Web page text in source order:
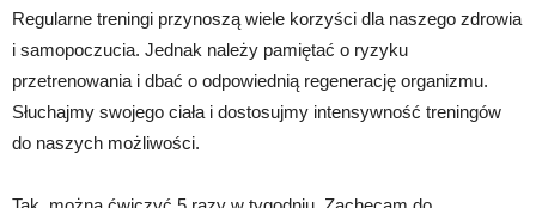
Regularne treningi przynoszą wiele korzyści dla naszego zdrowia
i samopoczucia. Jednak należy pamiętać o ryzyku
przetrenowania i dbać o odpowiednią regenerację organizmu.
Słuchajmy swojego ciała i dostosujmy intensywność treningów
do naszych możliwości.